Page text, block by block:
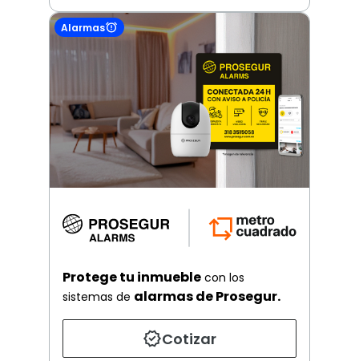
Alarmas
Protege tu inmueble con los
sistemas de alarmas de Prosegur.
Cotizar